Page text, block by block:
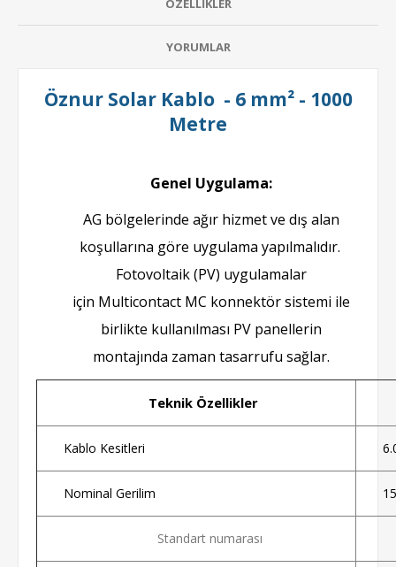
ÖZELLIKLER
YORUMLAR
Öznur Solar Kablo - 6 mm² - 1000
Metre
Genel Uygulama:
AG bölgelerinde ağır hizmet ve dış alan
koşullarına göre uygulama yapılmalıdır.
Fotovoltaik (PV) uygulamalar
için Multicontact MC konnektörsistemi ile
birlikte kullanılması PV panellerin
montajında zaman tasarrufu sağlar.
Teknik Özellikler
Kablo Kesitleri
Nominal Gerilim
Standart numarası